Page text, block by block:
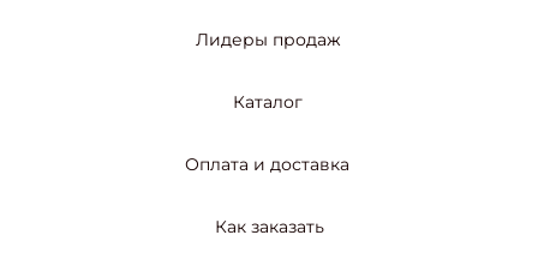
Лидеры продаж
Каталог
Оплата и доставка
Как заказать